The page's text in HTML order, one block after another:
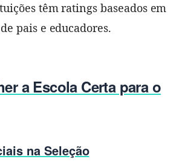
têm ratings baseados em
pais e educadores.
a Escola Certa para o
na Seleção